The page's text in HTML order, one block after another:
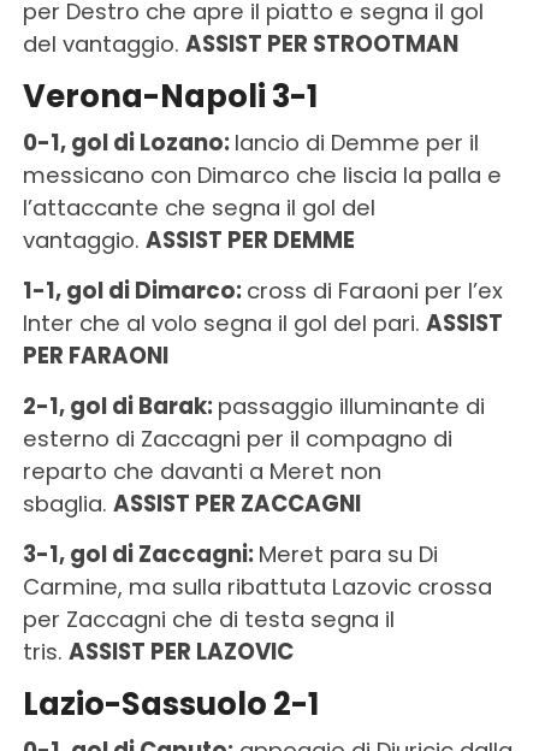
per Destro che apre il piatto e segna il gol
del vantaggio. ASSIST PER STROOTMAN
Verona-Napoli 3-1
0-1, gol di Lozano: lancio di Demme per il
messicano con Dimarco che liscia la palla e
l’attaccante che segna il gol del
vantaggio. ASSIST PER DEMME
1-1, gol di Dimarco: cross di Faraoni per l’ex
Inter che al volo segna il gol del pari. ASSIST
PER FARAONI
2-1, gol di Barak: passaggio illuminante di
esterno di Zaccagni per il compagno di
reparto che davanti a Meret non
sbaglia. ASSIST PER ZACCAGNI
3-1, gol di Zaccagni: Meret para su Di
Carmine, ma sulla ribattuta Lazovic crossa
per Zaccagni che di testa segna il
tris. ASSIST PER LAZOVIC
Lazio-Sassuolo 2-1